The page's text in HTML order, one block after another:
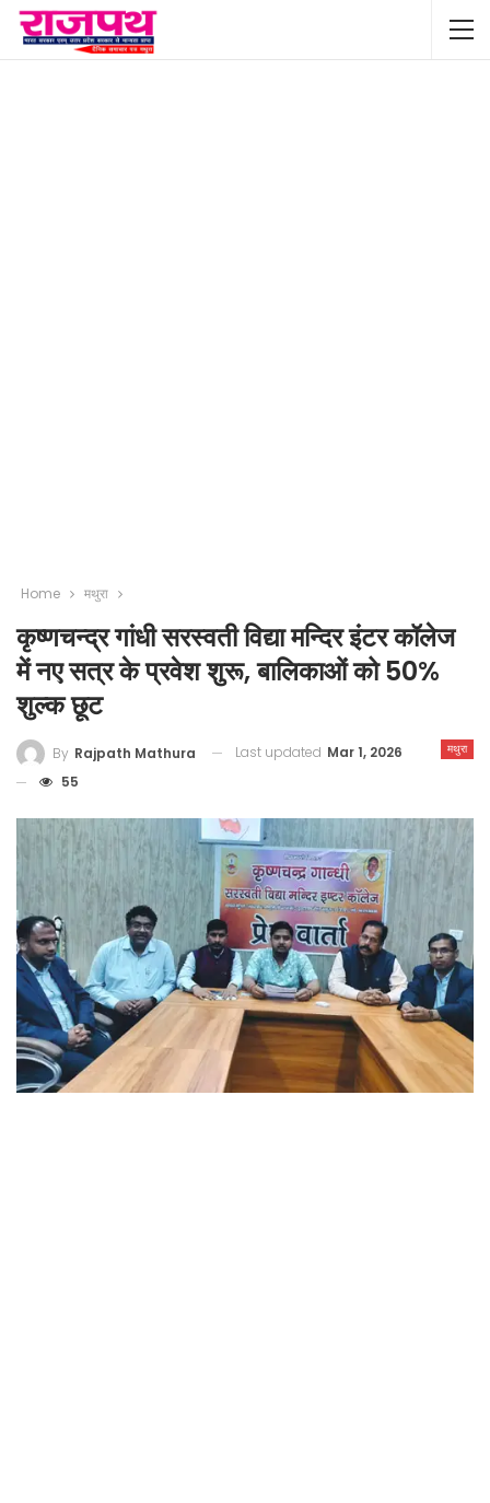
Home मथुरा
कृष्णचन्द्र गांधी सरस्वती विद्या मन्दिर इंटर कॉलेज
में नए सत्र के प्रवेश शुरू, बालिकाओं को 50%
शुल्क छूट
मथुरा
By Rajpath Mathura Last updated Mar 1, 2026
55